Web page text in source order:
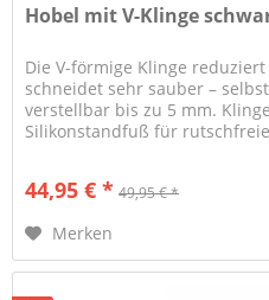
Hobel mit V-Klinge
Die V-förmige Klinge
schneidet sehr sauber –
verstellbar bis zu 5 mm.
Silikonstandfuß für
44,95 € * 49,95 € *
Merken